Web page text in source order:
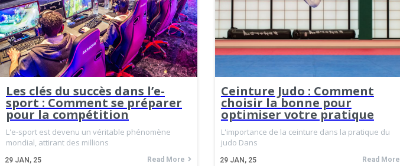
Les clés du succès dans l’e-
sport : Comment se préparer
pour la compétition
29 JAN, 25
L'e-sport est devenu un véritable phénomène
mondial, attirant des millions
Read More
Ceinture Judo : Comment
choisir la bonne pour
optimiser votre pratique
29 JAN, 25
L'importance de la ceinture dans la pratique du
judo Dans
Read More